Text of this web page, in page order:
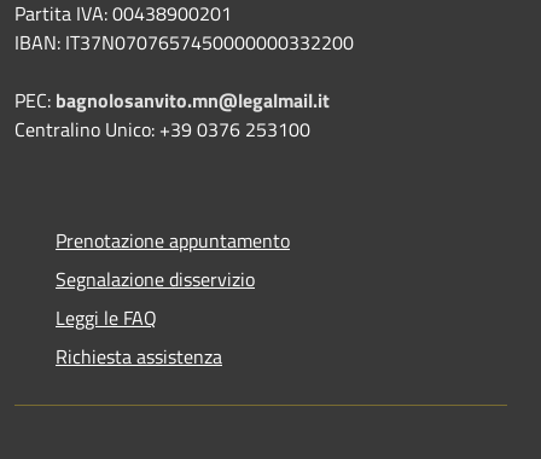
Partita IVA: 00438900201
IBAN: IT37N0707657450000000332200
PEC: bagnolosanvito.mn@legalmail.it
Centralino Unico: +39 0376 253100
Prenotazione appuntamento
Segnalazione disservizio
Leggi le FAQ
Richiesta assistenza